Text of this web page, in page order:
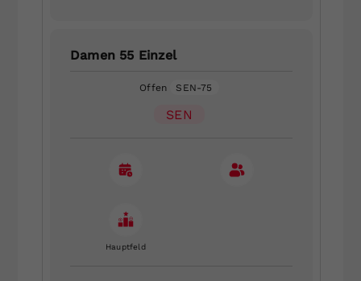
Damen 55 Einzel
Offen SEN-75
SEN
Hauptfeld